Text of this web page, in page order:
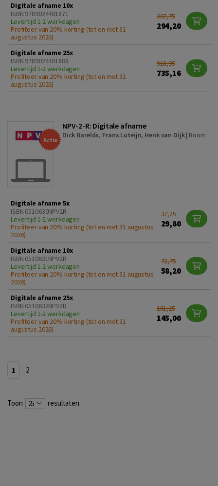
Digitale afname 10x
ISBN 9789024401871
Levertijd 1-2 werkdagen
Profiteer van 20% korting (tot en met 31
augustus 2026)
367,75
294,20
Digitale afname 25x
ISBN 9789024401888
Levertijd 1-2 werkdagen
Profiteer van 20% korting (tot en met 31
augustus 2026)
918,95
735,16
Actie
NPV-2-R: Digitale afname
Dick Barelds, Frans Luteijn, Henk van Dijk| Boom
Digitale afname 5x
ISBN 0510630NPV2R
Levertijd 1-2 werkdagen
Profiteer van 20% korting (tot en met 31 augustus
2026)
37,25
29,80
Digitale afname 10x
ISBN 0510631NPV2R
Levertijd 1-2 werkdagen
Profiteer van 20% korting (tot en met 31 augustus
2026)
72,75
58,20
Digitale afname 25x
ISBN 0510632NPV2R
Levertijd 1-2 werkdagen
Profiteer van 20% korting (tot en met 31
augustus 2026)
181,25
145,00
1 2
Toon 25 resultaten